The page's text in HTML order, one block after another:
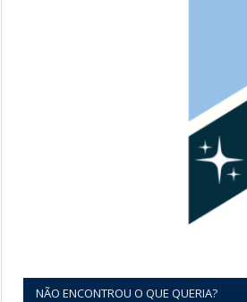
NÃO ENCONTROU O QUE QUERIA?